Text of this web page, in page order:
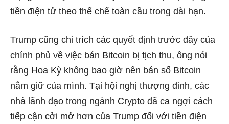
tiền điện tử theo thể chế toàn cầu trong dài hạn.
Trump cũng chỉ trích các quyết định trước đây của
chính phủ về việc bán Bitcoin bị tịch thu, ông nói
rằng Hoa Kỳ không bao giờ nên bán số Bitcoin
nắm giữ của mình. Tại hội nghị thượng đỉnh, các
nhà lãnh đạo trong ngành Crypto đã ca ngợi cách
tiếp cận cởi mở hơn của Trump đối với tiền điện